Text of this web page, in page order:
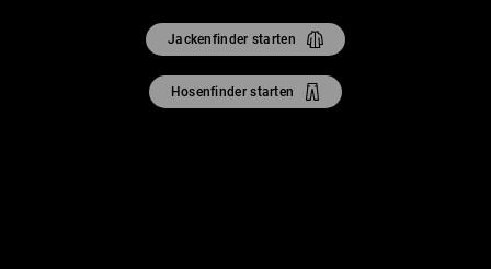
Jackenfinder starten
Hosenfinder starten